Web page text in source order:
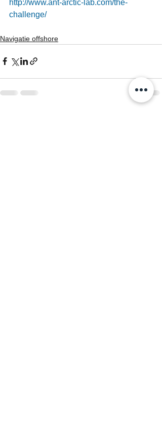
http://www.ant-arctic-lab.com/the-
challenge/
Navigatie offshore